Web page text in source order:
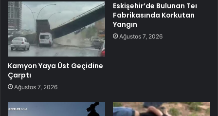
Kamyon Yaya Üst Geçidine
Çarptı
Ağustos 7, 2026
Eskişehir’de Bulunan Teı
Fabrikasında Korkutan
Yangın
Ağustos 7, 2026